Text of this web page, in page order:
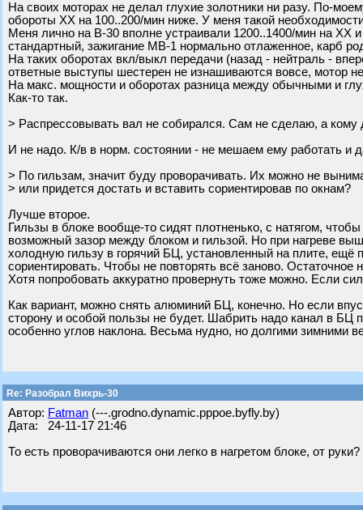
На своих моторах не делал глухие золотники ни разу. По-
обороты ХХ на 100..200/мин ниже. У меня такой
Меня лично на В-30 вполне устраивали 1200..1400/мин на ХХ
стандартный, зажигание МВ-1 нормально отлаженное, карб
На таких оборотах вкл/выкл передачи (назад - нейтраль -
ответные выступы шестерен не изнашиваются вовсе, мотор
На макс. мощности и оборотах разница между обычными и
Как-то так.
> Распрессовывать вал не собирался. Сам не сделаю, а кому
И не надо. К/в в норм. состоянии - не мешаем ему работать и
> По гильзам, значит буду проворачивать. Их можно не
> или придется достать и вставить сориентировав по окнам?
Лучше второе.
Гильзы в блоке вообще-то сидят плотненько, с натягом,
возможный зазор между блоком и гильзой. Но при нагреве
холодную гильзу в горячий БЦ, установленный на плите,
сориентировать. Чтобы не повторять всё заново.
Хотя попробовать аккуратно провернуть тоже можно. Если
Как вариант, можно снять алюминий БЦ, конечно. Но если
сторону и особой пользы не будет. Шабрить надо канал в БЦ
особенно углов наклона. Весьма нудно, но долгими зимними
Re: Разобрал Вихрь-30
Автор: Fatman (---.grodno.dynamic.pppoe.byfly.by)
Дата: 24-11-17 21:46
То есть проворачиваются они легко в нагретом блоке, от руки?